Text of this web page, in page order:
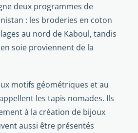
deux pro­grammes de
: les broderies en co­ton
au nord de Kaboul, tandis
soie proviennent de la
motifs géométriques et au
les tapis nomades. Ils
à la création de bijoux
aussi être présentés